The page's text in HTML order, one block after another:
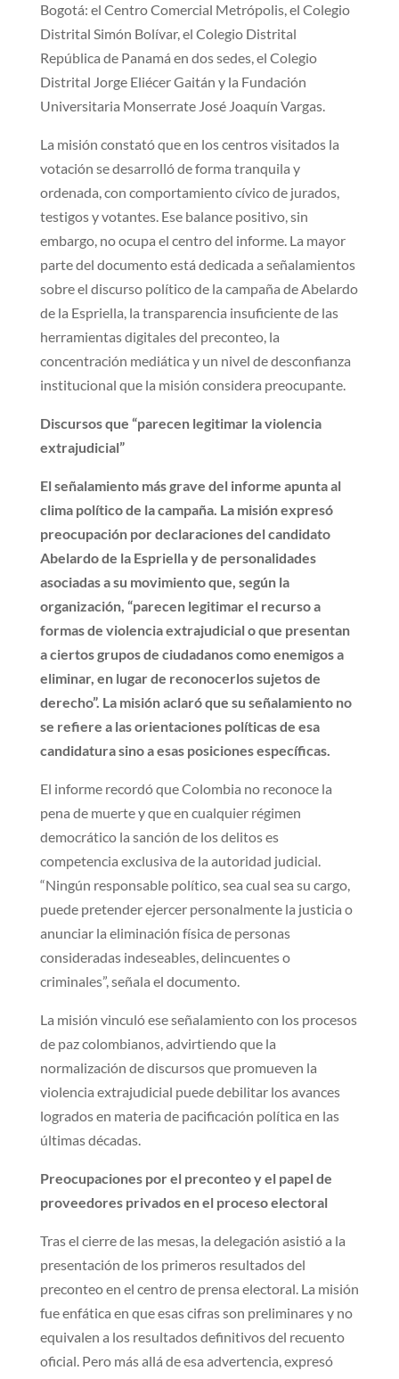
Bogotá: el Centro Comercial Metrópolis, el Colegio
Distrital Simón Bolívar, el Colegio Distrital
República de Panamá en dos sedes, el Colegio
Distrital Jorge Eliécer Gaitán y la Fundación
Universitaria Monserrate José Joaquín Vargas.
La misión constató que en los centros visitados la
votación se desarrolló de forma tranquila y
ordenada, con comportamiento cívico de jurados,
testigos y votantes. Ese balance positivo, sin
embargo, no ocupa el centro del informe. La mayor
parte del documento está dedicada a señalamientos
sobre el discurso político de la campaña de Abelardo
de la Espriella, la transparencia insuficiente de las
herramientas digitales del preconteo, la
concentración mediática y un nivel de desconfianza
institucional que la misión considera preocupante.
Discursos que “parecen legitimar la violencia
extrajudicial”
El señalamiento más grave del informe apunta al
clima político de la campaña. La misión expresó
preocupación por declaraciones del candidato
Abelardo de la Espriella y de personalidades
asociadas a su movimiento que, según la
organización, “parecen legitimar el recurso a
formas de violencia extrajudicial o que presentan
a ciertos grupos de ciudadanos como enemigos a
eliminar, en lugar de reconocerlos sujetos de
derecho”. La misión aclaró que su señalamiento no
se refiere a las orientaciones políticas de esa
candidatura sino a esas posiciones específicas.
El informe recordó que Colombia no reconoce la
pena de muerte y que en cualquier régimen
democrático la sanción de los delitos es
competencia exclusiva de la autoridad judicial.
“Ningún responsable político, sea cual sea su cargo,
puede pretender ejercer personalmente la justicia o
anunciar la eliminación física de personas
consideradas indeseables, delincuentes o
criminales”, señala el documento.
La misión vinculó ese señalamiento con los procesos
de paz colombianos, advirtiendo que la
normalización de discursos que promueven la
violencia extrajudicial puede debilitar los avances
logrados en materia de pacificación política en las
últimas décadas.
Preocupaciones por el preconteo y el papel de
proveedores privados en el proceso electoral
Tras el cierre de las mesas, la delegación asistió a la
presentación de los primeros resultados del
preconteo en el centro de prensa electoral. La misión
fue enfática en que esas cifras son preliminares y no
equivalen a los resultados definitivos del recuento
oficial. Pero más allá de esa advertencia, expresó